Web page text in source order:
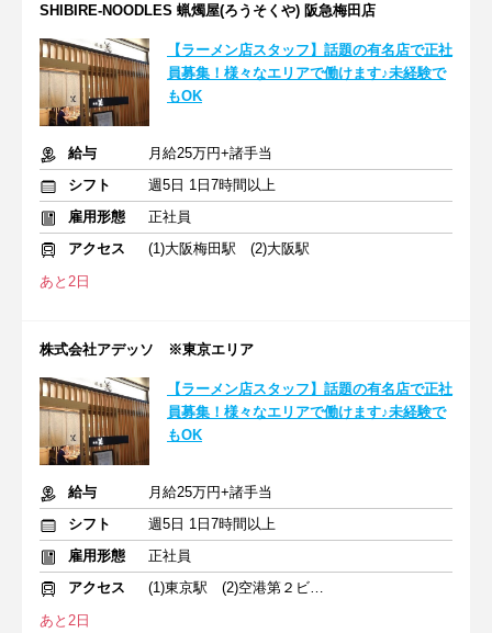
SHIBIRE-NOODLES 蝋燭屋(ろうそくや) 阪急梅田店
【ラーメン店スタッフ】話題の有名店で正社
員募集！様々なエリアで働けます♪未経験で
もOK
給与
月給25万円+諸手当
シフト
週5日 1日7時間以上
雇用形態
正社員
アクセス
(1)大阪梅田駅 (2)大阪駅
あと2日
株式会社アデッソ ※東京エリア
【ラーメン店スタッフ】話題の有名店で正社
員募集！様々なエリアで働けます♪未経験で
もOK
給与
月給25万円+諸手当
シフト
週5日 1日7時間以上
雇用形態
正社員
アクセス
(1)東京駅 (2)空港第２ビル駅
あと2日